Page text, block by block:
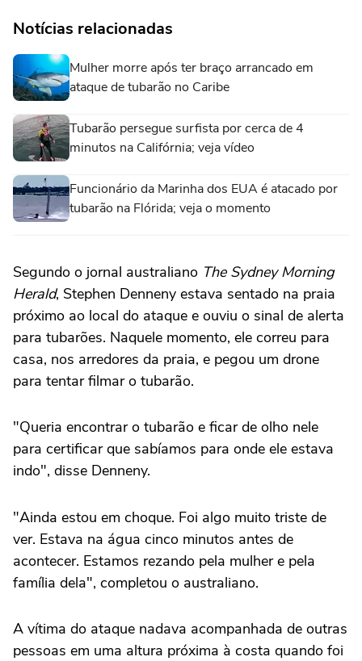
Notícias relacionadas
Mulher morre após ter braço arrancado em
ataque de tubarão no Caribe
Tubarão persegue surfista por cerca de 4
minutos na Califórnia; veja vídeo
Funcionário da Marinha dos EUA é atacado por
tubarão na Flórida; veja o momento
Segundo o jornal australiano The Sydney Morning
Herald, Stephen Denneny estava sentado na praia
próximo ao local do ataque e ouviu o sinal de alerta
para tubarões. Naquele momento, ele correu para
casa, nos arredores da praia, e pegou um drone
para tentar filmar o tubarão.
"Queria encontrar o tubarão e ficar de olho nele
para certificar que sabíamos para onde ele estava
indo", disse Denneny.
"Ainda estou em choque. Foi algo muito triste de
ver. Estava na água cinco minutos antes de
acontecer. Estamos rezando pela mulher e pela
família dela", completou o australiano.
A vítima do ataque nadava acompanhada de outras
pessoas em uma altura próxima à costa quando foi